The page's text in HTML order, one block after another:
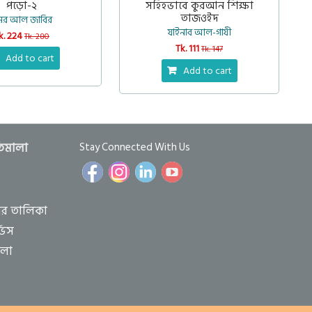
পড়ো-২
আল জাবির
224Tk. 280
Add to cart
সহিহভাবে কুরআন শিক্ষা
তাজওইদ
যাইনাব আল-গাযী
Tk. 111Tk. 147
Add to cart
তালিকা
Stay Connected With Us